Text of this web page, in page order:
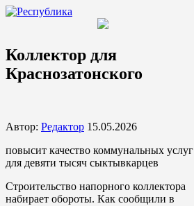
Коллектор для
Краснозатонского
Автор: Редактор 15.05.2026
повысит качество коммунальных услуг
для девяти тысяч сыктывкарцев
Строительство напорного коллектора
набирает обороты. Как сообщили в